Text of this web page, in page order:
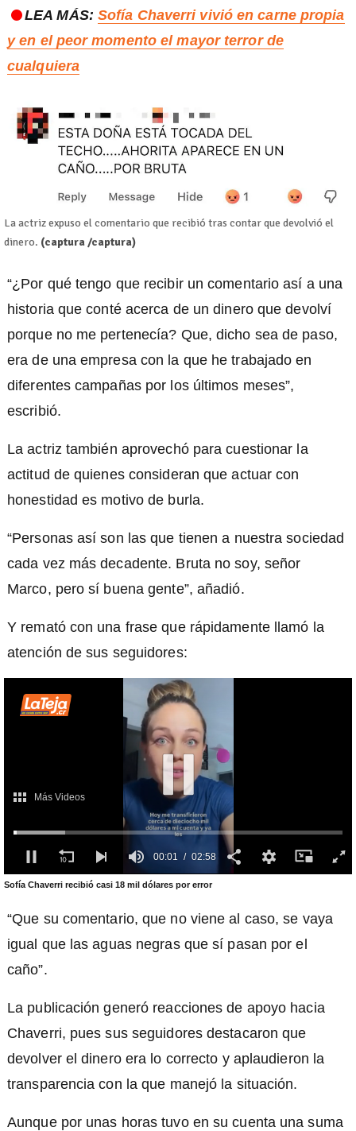
LEA MÁS: Sofía Chaverri vivió en carne propia
y en el peor momento el mayor terror de
cualquiera
La actriz expuso el comentario que recibió tras contar que devolvió el
dinero. (captura /captura)
“¿Por qué tengo que recibir un comentario así a una
historia que conté acerca de un dinero que devolví
porque no me pertenecía? Que, dicho sea de paso,
era de una empresa con la que he trabajado en
diferentes campañas por los últimos meses”,
escribió.
La actriz también aprovechó para cuestionar la
actitud de quienes consideran que actuar con
honestidad es motivo de burla.
“Personas así son las que tienen a nuestra sociedad
cada vez más decadente. Bruta no soy, señor
Marco, pero sí buena gente”, añadió.
Y remató con una frase que rápidamente llamó la
atención de sus seguidores:
0
seconds
2
minutes,
58
seconds
00:02 02:58
Más Videos
Sofía Chaverri recibió casi 18 mil dólares por error
“Que su comentario, que no viene al caso, se vaya
igual que las aguas negras que sí pasan por el
caño”.
La publicación generó reacciones de apoyo hacia
Chaverri, pues sus seguidores destacaron que
devolver el dinero era lo correcto y aplaudieron la
transparencia con la que manejó la situación.
Aunque por unas horas tuvo en su cuenta una suma